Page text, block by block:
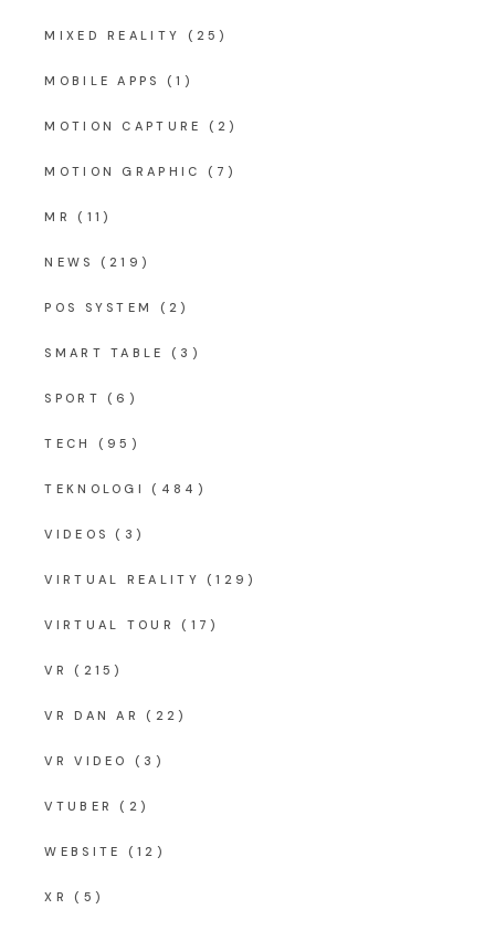
MIXED REALITY (25)
MOBILE APPS (1)
MOTION CAPTURE (2)
MOTION GRAPHIC (7)
MR (11)
NEWS (219)
POS SYSTEM (2)
SMART TABLE (3)
SPORT (6)
TECH (95)
TEKNOLOGI (484)
VIDEOS (3)
VIRTUAL REALITY (129)
VIRTUAL TOUR (17)
VR (215)
VR DAN AR (22)
VR VIDEO (3)
VTUBER (2)
WEBSITE (12)
XR (5)